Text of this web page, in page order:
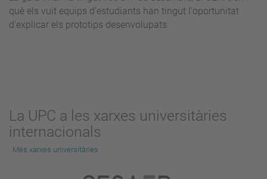
què els vuit equips d'estudiants han tingut l'oportunitat
d'explicar els prototips desenvolupats.
La UPC a les xarxes universitàries
internacionals
Més xarxes universitàries